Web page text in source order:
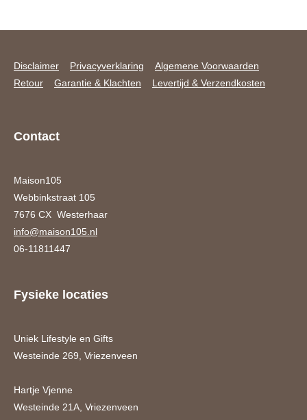
Disclaimer Privacyverklaring
Algemene Voorwaarden
Retour
Garantie & Klachten Levertijd & Verzendkosten
Contact
Maison105
Webbinkstraat 105
7676 CX Westerhaar
info@maison105.nl
06-11811447
Fysieke locaties
Uniek Lifestyle en Gifts
Westeinde 269, Vriezenveen
Hartje Vjenne
Westeinde 21A, Vriezenveen